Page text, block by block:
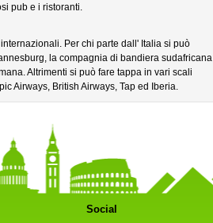
pub e i ristoranti.
Per chi parte dall' Italia si può
la compagnia di bandiera sudafricana
Altrimenti si può fare tappa in vari scali
Airways, British Airways, Tap ed Iberia.
Social